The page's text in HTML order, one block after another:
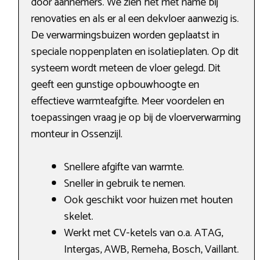
renovaties en als er al een dekvloer aanwezig is.
De verwarmingsbuizen worden geplaatst in
speciale noppenplaten en isolatieplaten. Op dit
systeem wordt meteen de vloer gelegd. Dit
geeft een gunstige opbouwhoogte en
effectieve warmteafgifte. Meer voordelen en
toepassingen vraag je op bij de vloerverwarming
monteur in Ossenzijl.
Snellere afgifte van warmte.
Sneller in gebruik te nemen.
Ook geschikt voor huizen met houten
skelet.
Werkt met CV-ketels van o.a. ATAG,
Intergas, AWB, Remeha, Bosch, Vaillant.